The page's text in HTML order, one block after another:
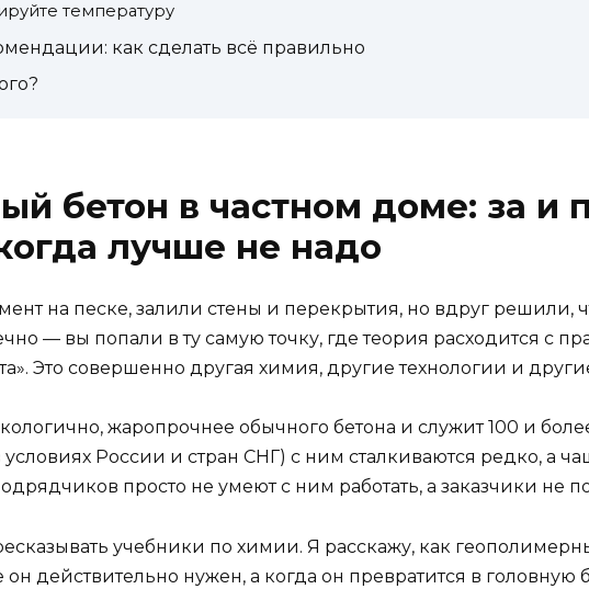
температуру
как сделать всё правильно
бетон в частном доме: за и
лучше не надо
на песке, залили стены и перекрытия, но вдруг решили,
— вы попали в ту самую точку, где теория расходится с
Это совершенно другая химия, другие технологии и
жаропрочнее обычного бетона и служит 100 и
условиях России и стран СНГ) с ним сталкиваются редко, а
просто не умеют с ним работать, а заказчики не
учебники по химии. Я расскажу, как
он действительно нужен, а когда он превратится в